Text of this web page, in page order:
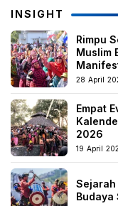
INSIGHT
Rimpu
Muslim
28 April
Empat
2026
19 April
Sejarah
Budaya